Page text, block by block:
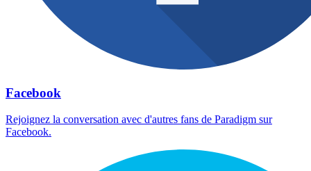
Facebook
Rejoignez la conversation avec d'autres fans de Paradigm sur
Facebook.